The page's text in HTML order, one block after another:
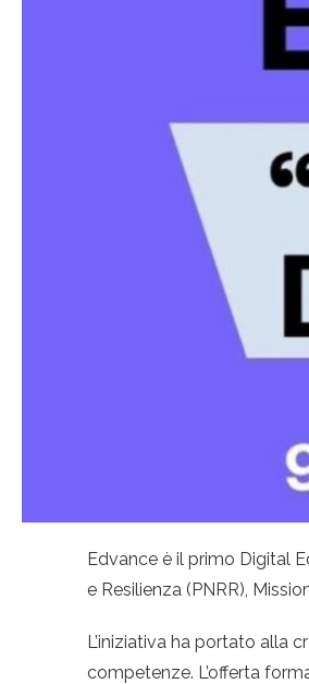
Edvance è il primo Digital
e Resilienza (PNRR),
L’iniziativa ha portato alla
competenze. L’offerta